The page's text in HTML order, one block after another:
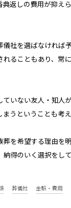
典返しの費用が抑え
儀社を選ばなければ
れることもあり、常
ていない友人・知人
うということも考え
葬を希望する理由を
納得のいく選択をし
葬儀社 金額・費用